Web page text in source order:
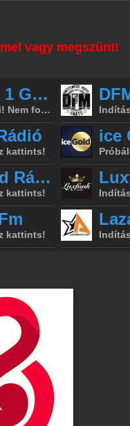
vagy megszűnt!